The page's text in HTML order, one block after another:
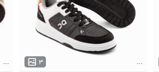
۳
...
...